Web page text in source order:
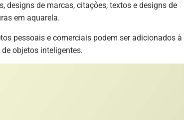
designs de marcas, citações, textos e designs de
em aquarela.
pessoais e comerciais podem ser adicionados à
objetos inteligentes.